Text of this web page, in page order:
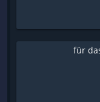
für